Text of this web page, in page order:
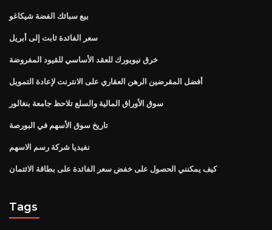
بيع سبائك الفضة شيكاغو
سعر الفائدة ثابت إلى أبريل
خرق نيويورك للعقد الأساسي للقيود المفروضة
أفضل المقرضين الرهن العقاري على الانترنت لإعادة التمويل
سوق الأوراق المالية والسلع تلاحظ جامعة بنغالور
تاريخ سوق الأسهم في البورصة
نفيديا شركة رسم الاسهم
كيف يمكنني الحصول على خفض سعر الفائدة على بطاقة الائتمان
Tags